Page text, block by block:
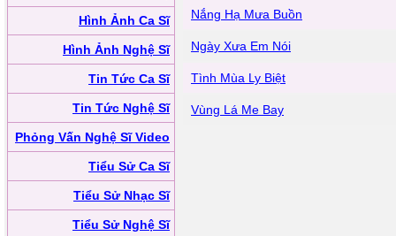
Hình Ảnh Ca Sĩ
Hình Ảnh Nghệ Sĩ
Tin Tức Ca Sĩ
Tin Tức Nghệ Sĩ
Phỏng Vấn Nghệ Sĩ Video
Tiểu Sử Ca Sĩ
Tiểu Sử Nhạc Sĩ
Tiểu Sử Nghệ Sĩ
Nắng Hạ Mưa Buồn
Ngày Xưa Em Nói
Tình Mùa Ly Biệt
Vùng Lá Me Bay